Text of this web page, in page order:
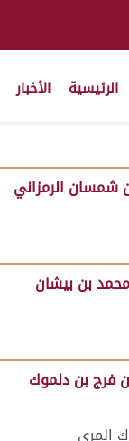
الرئيسية الأخبار
شمسان الرمزاني
بن بيشان
فرج بن دلموك
المري